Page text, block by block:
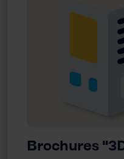
Brochures